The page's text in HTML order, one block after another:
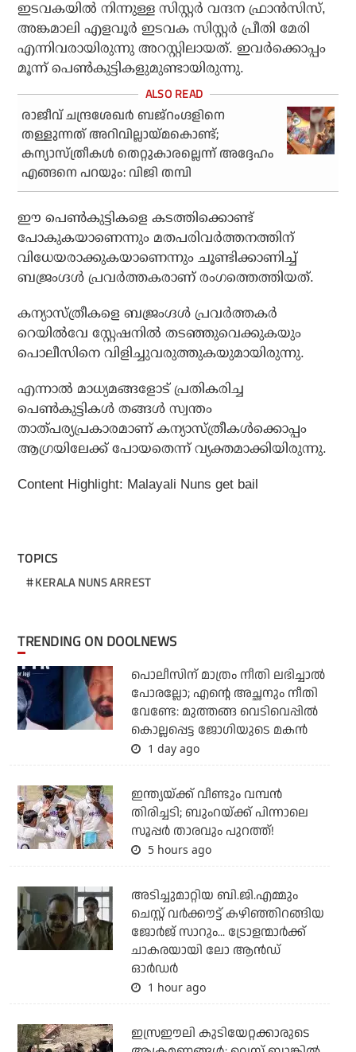
ഇടവകയില്‍ നിന്നുള്ള സിസ്റ്റര്‍ വന്ദന ഫ്രാന്‍സിസ്,
അങ്കമാലി എളവൂര്‍ ഇടവക സിസ്റ്റര്‍ പ്രീതി മേരി
എന്നിവരായിരുന്നു അറസ്റ്റിലായത്. ഇവര്‍ക്കൊപ്പം
മൂന്ന് പെണ്‍കുട്ടികളുമുണ്ടായിരുന്നു.
രാജീവ് ചന്ദ്രശേഖര്‍ ബജ്റംഗ്ദളിനെ
തള്ളുന്നത് അറിവില്ലായ്മകൊണ്ട്;
കന്യാസ്ത്രീകള്‍ തെറ്റുകാരല്ലെന്ന് അദ്ദേഹം
എങ്ങനെ പറയും: വിജി തമ്പി
ഈ പെണ്‍കുട്ടികളെ കടത്തിക്കൊണ്ട്
പോകുകയാണെന്നും മതപരിവര്‍ത്തനത്തിന്
വിധേയരാക്കുകയാണെന്നും ചൂണ്ടിക്കാണിച്ച്
ബജ്രംഗ്ദള്‍ പ്രവര്‍ത്തകരാണ് രംഗത്തെത്തിയത്.
കന്യാസ്ത്രീകളെ ബജ്രംഗ്ദള്‍ പ്രവര്‍ത്തകര്‍
റെയില്‍വേ സ്റ്റേഷനില്‍ തടഞ്ഞുവെക്കുകയും
പൊലീസിനെ വിളിച്ചുവരുത്തുകയുമായിരുന്നു.
എന്നാല്‍ മാധ്യമങ്ങളോട് പ്രതികരിച്ച
പെണ്‍കുട്ടികള്‍ തങ്ങള്‍ സ്വന്തം
താത്പര്യപ്രകാരമാണ് കന്യാസ്ത്രീകള്‍ക്കൊപ്പം
ആഗ്രയിലേക്ക് പോയതെന്ന് വ്യക്തമാക്കിയിരുന്നു.
Content Highlight: Malayali Nuns get bail
TOPICS
KERALA NUNS ARREST
TRENDING ON DOOLNEWS
പൊലീസിന് മാത്രം നീതി ലഭിച്ചാല്‍
പോരല്ലോ; എന്റെ അച്ഛനും നീതി
വേണ്ടേ: മുത്തങ്ങ വെടിവെപ്പില്‍
കൊല്ലപ്പെട്ട ജോഗിയുടെ മകന്‍
1 day ago
ഇന്ത്യയ്ക്ക് വീണ്ടും വമ്പന്‍
തിരിച്ചടി; ബുംറയ്ക്ക് പിന്നാലെ
സൂപ്പര്‍ താരവും പുറത്ത്!
5 hours ago
അടിച്ചുമാറ്റിയ ബി.ജി.എമ്മും
ചെസ്റ്റ് വര്‍ക്കൗട്ട് കഴിഞ്ഞിറങ്ങിയ
ജോര്‍ജ് സാറും... ട്രോളന്മാര്‍ക്ക്
ചാകരയായി ലോ ആന്‍ഡ്
ഓര്‍ഡര്‍
1 hour ago
ഇസ്രഈലി കുടിയേറ്റക്കാരുടെ